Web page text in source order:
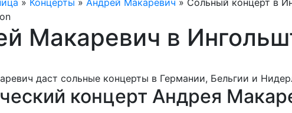
Макаревич в
концерт Андрея